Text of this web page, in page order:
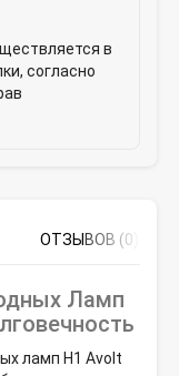
в
согласно
ОТЗЫВОВ (0)
Ламп
ламп H1 Avolt